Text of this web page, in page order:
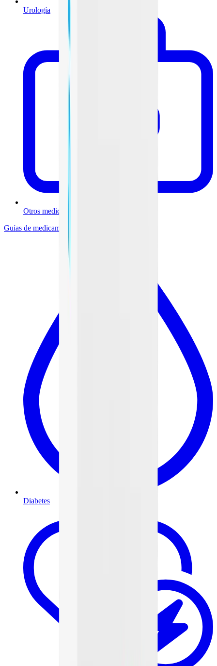
Urología
Otros medicamentos
Guías de medicamentos
Diabetes